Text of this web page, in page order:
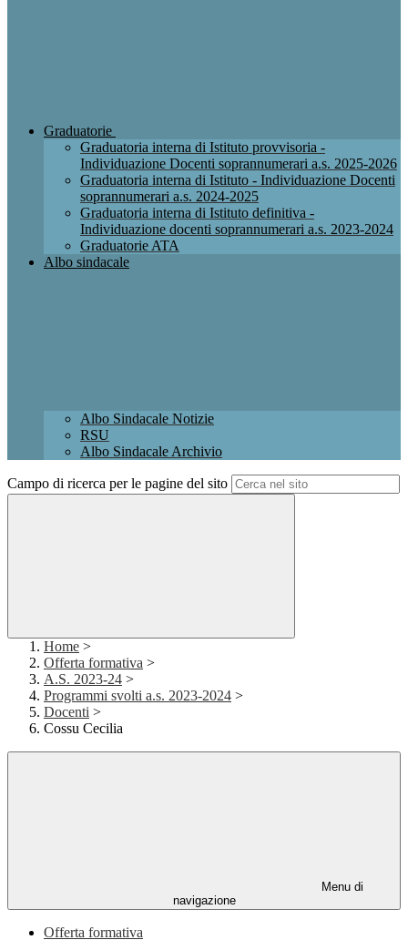
Graduatorie
Graduatoria interna di Istituto provvisoria -
Individuazione Docenti soprannumerari a.s. 2025-2026
Graduatoria interna di Istituto - Individuazione Docenti
soprannumerari a.s. 2024-2025
Graduatoria interna di Istituto definitiva -
Individuazione docenti soprannumerari a.s. 2023-2024
Graduatorie ATA
Albo sindacale
Albo Sindacale Notizie
RSU
Albo Sindacale Archivio
Campo di ricerca per le pagine del sito
Home >
Offerta formativa >
A.S. 2023-24 >
Programmi svolti a.s. 2023-2024 >
Docenti >
Cossu Cecilia
Menu di
navigazione
Offerta formativa